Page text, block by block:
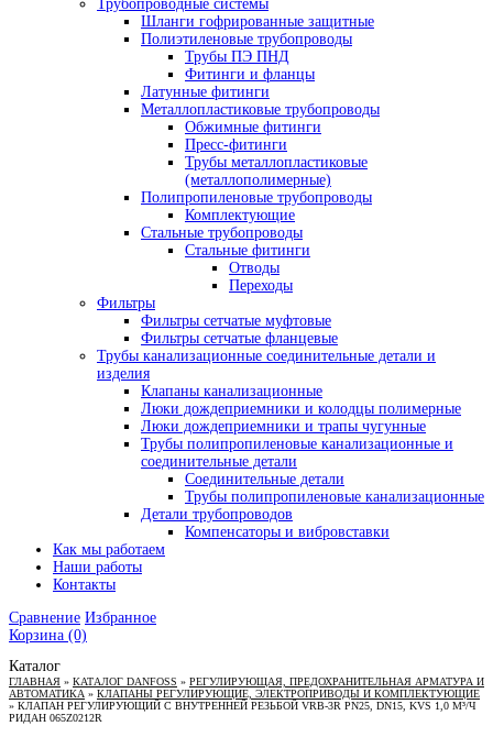
Трубопроводные системы
Шланги гофрированные защитные
Полиэтиленовые трубопроводы
Трубы ПЭ ПНД
Фитинги и фланцы
Латунные фитинги
Металлопластиковые трубопроводы
Обжимные фитинги
Пресс-фитинги
Трубы металлопластиковые
(металлополимерные)
Полипропиленовые трубопроводы
Комплектующие
Стальные трубопроводы
Стальные фитинги
Отводы
Переходы
Фильтры
Фильтры сетчатые муфтовые
Фильтры сетчатые фланцевые
Трубы канализационные соединительные детали и
изделия
Клапаны канализационные
Люки дождеприемники и колодцы полимерные
Люки дождеприемники и трапы чугунные
Трубы полипропиленовые канализационные и
соединительные детали
Соединительные детали
Трубы полипропиленовые канализационные
Детали трубопроводов
Компенсаторы и вибровставки
Как мы работаем
Наши работы
Контакты
Сравнение Избранное
Корзина (0)
Каталог
ГЛАВНАЯ » КАТАЛОГ DANFOSS » РЕГУЛИРУЮЩАЯ, ПРЕДОХРАНИТЕЛЬНАЯ АРМАТУРА И
АВТОМАТИКА » КЛАПАНЫ РЕГУЛИРУЮЩИЕ, ЭЛЕКТРОПРИВОДЫ И КОМПЛЕКТУЮЩИЕ
» КЛАПАН РЕГУЛИРУЮЩИЙ С ВНУТРЕННЕЙ РЕЗЬБОЙ VRB-3R PN25, DN15, KVS 1,0 М³/Ч
РИДАН 065Z0212R